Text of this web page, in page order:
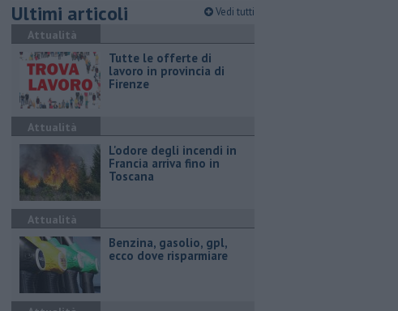
Ultimi articoli Vedi tutti
Attualità
​Tutte le offerte di
lavoro in provincia di
Firenze
Attualità
L'odore degli incendi in
Francia arriva fino in
Toscana
Attualità
​Benzina, gasolio, gpl,
ecco dove risparmiare